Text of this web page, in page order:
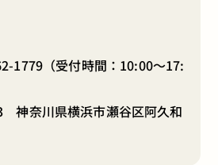
1779 （受付時間：10:00～17:
神奈川県横浜市瀬谷区阿久和